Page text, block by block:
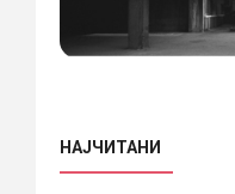
НАЈЧИТАНИ